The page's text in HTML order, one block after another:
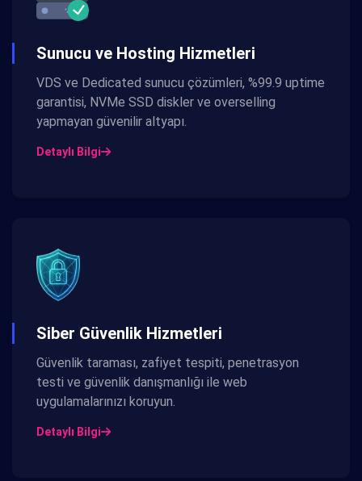
Sunucu ve Hosting Hizmetleri
VDS ve Dedicated sunucu çözümleri, %99.9 uptime
garantisi, NVMe SSD diskler ve overselling
yapmayan güvenilir altyapı.
Detaylı Bilgi
Siber Güvenlik Hizmetleri
Güvenlik taraması, zafiyet tespiti, penetrasyon
testi ve güvenlik danışmanlığı ile web
uygulamalarınızı koruyun.
Detaylı Bilgi